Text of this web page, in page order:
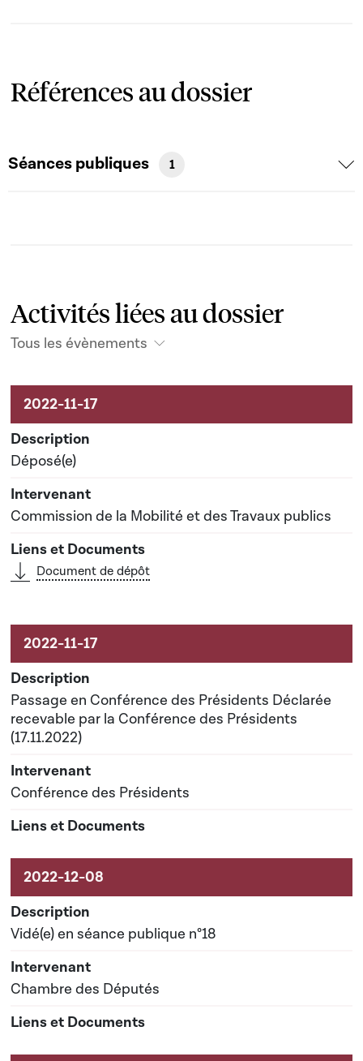
Références au dossier
Séances publiques 1
Activités liées au dossier
Tous les évènements
Activités liées au dossier
Déposé(e)
Commission de la Mobilité et des Travaux publics
Document de dépôt
Passage en Conférence des Présidents Déclarée
recevable par la Conférence des Présidents
(17.11.2022)
Conférence des Présidents
Vidé(e) en séance publique n°18
Chambre des Députés